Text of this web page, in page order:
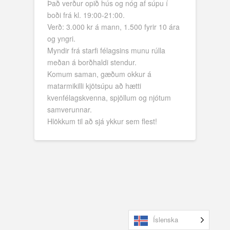
Það verður opið hús og nóg af súpu í
boði frá kl. 19:00-21:00.
Verð: 3.000 kr á mann, 1.500 fyrir 10 ára
og yngri.
Myndir frá starfi félagsins munu rúlla
meðan á borðhaldi stendur.
Komum saman, gæðum okkur á
matarmikilli kjötsúpu að hætti
kvenfélagskvenna, spjöllum og njótum
samverunnar.
Hlökkum til að sjá ykkur sem flest!
Íslenska